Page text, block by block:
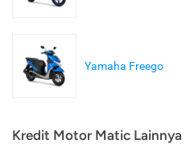
Yamaha Freego
Kredit Motor Matic Lainnya